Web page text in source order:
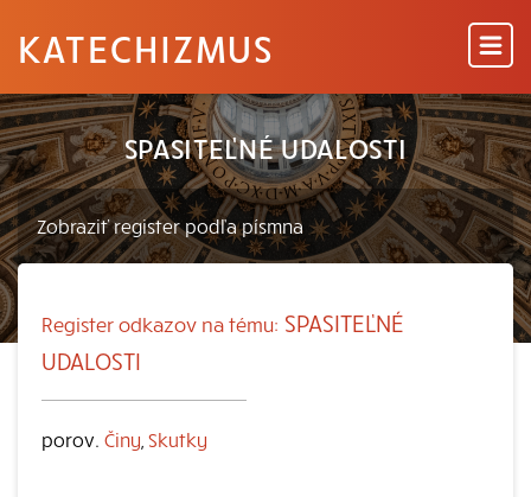
KATECHIZMUS
SPASITEĽNÉ UDALOSTI
Register odkazov na tému: SPASITEĽNÉ
UDALOSTI
porov. Činy Skutky